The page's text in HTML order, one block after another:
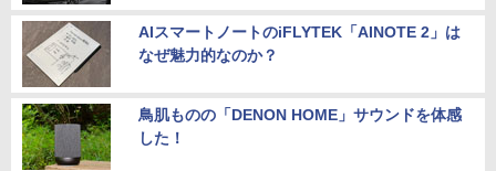
AIスマートノートのiFLYTEK「AINOTE 2」は
なぜ魅力的なのか？
鳥肌ものの「DENON HOME」サウンドを体感
した！